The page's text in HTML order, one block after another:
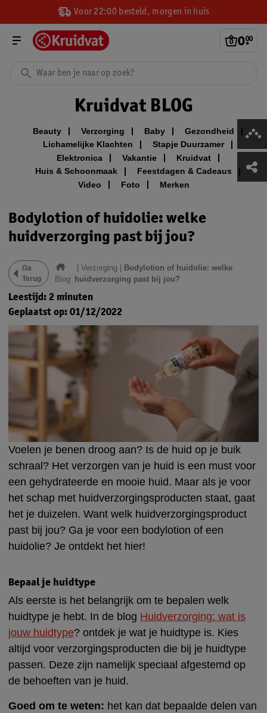
Voor 22:00 besteld, morgen in huis
0.
00
Kruidvat BLOG
Beauty Verzorging Baby
Gezondheid
Lichamelijke Klachten
Stapje Duurzamer
Elektronica
Vakantie
Kruidvat
Huis & Schoonmaak
Feestdagen & Cadeaus
Video
Foto Merken
Bodylotion of huidolie: welke
huidverzorging past bij jou?
Ga
Terug
Blog
Verzorging|
Bodylotion of huidolie: welke
huidverzorging past bij jou?
Leestijd: 2 minuten
Geplaatst op: 01/12/2022
Voelen je benen droog aan? Is de huid op je buik
schraal? Het verzorgen van je huid is een must voor
een gehydrateerde en mooie huid. Maar als je voor
het schap met huidverzorgingsproducten staat, gaat
het je duizelen. Want welk huidverzorgingsproduct
past bij jou? Ga je voor een bodylotion of een
huidolie? Je ontdekt het hier!
Bepaal je huidtype
Als eerste is het belangrijk om te bepalen welk
huidtype je hebt. In de blog Huidverzorging: wat is
jouw huidtype? ontdek je wat je huidtype is. Kies
altijd voor verzorgingsproducten die bij je huidtype
passen. Deze zijn namelijk speciaal afgestemd op
de behoeften van je huid.
Goed om te weten: het kan dat bepaalde delen van